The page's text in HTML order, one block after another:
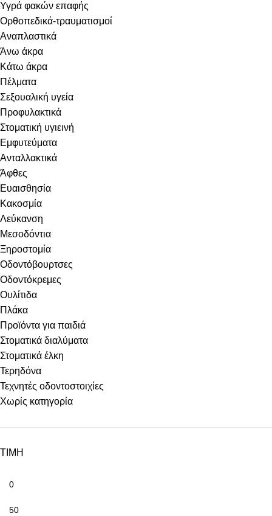
Υγρά φακών επαφής
Ορθοπεδικά-τραυματισμοί
Αναπλαστικά
Άνω άκρα
Κάτω άκρα
Πέλματα
Σεξουαλική υγεία
Προφυλακτικά
Στοματική υγιεινή
Eμφυτεύματα
Ανταλλακτικά
Άφθες
Ευαισθησία
Κακοσμία
Λεύκανση
Μεσοδόντια
Ξηροστομία
Οδοντόβουρτσες
Οδοντόκρεμες
Ουλίτιδα
Πλάκα
Προϊόντα για παιδιά
Στοματικά διαλύματα
Στοματικά έλκη
Τερηδόνα
Τεχνητές οδοντοστοιχίες
Χωρίς κατηγορία
ΤΙΜΗ